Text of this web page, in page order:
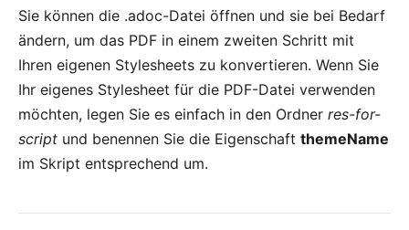
Sie können die .adoc-Datei öffnen und sie bei Bedarf
ändern, um das PDF in einem zweiten Schritt mit
Ihren eigenen Stylesheets zu konvertieren. Wenn Sie
Ihr eigenes Stylesheet für die PDF-Datei verwenden
möchten, legen Sie es einfach in den Ordner res-for-
script und benennen Sie die Eigenschaft themeName
im Skript entsprechend um.